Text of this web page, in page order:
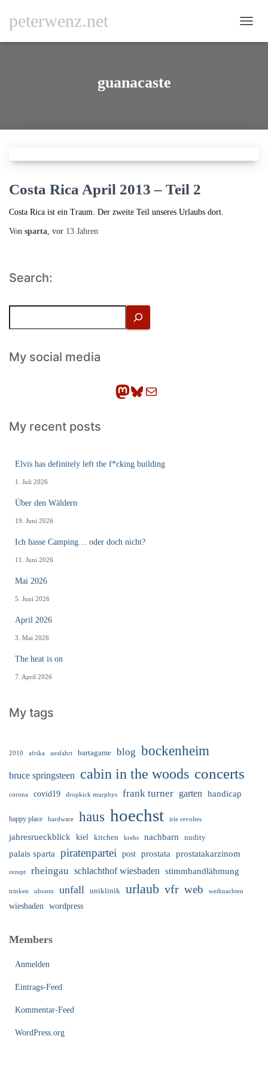
peterwenz.net
guanacaste
Costa Rica April 2013 – Teil 2
Costa Rica ist ein Traum. Der zweite Teil unseres Urlaubs dort.
Von sparta, vor 13 Jahren
Search:
h
eMy social media
Mastodon Bluesky E-Mail
My recent posts
Elvis has definitely left the f*cking building
1. Juli 2026
Über den Wäldern
19. Juni 2026
Ich hasse Camping… oder doch nicht?
11. Juni 2026
Mai 2026
5. Juni 2026
April 2026
3. Mai 2026
The heat is on
7. April 2026
My tags
2010 afrika ausfahrt bartagame blog bockenheim
bruce springsteen cabin in the woods concerts
corona covid19 dropkick murphys frank turner garten handicap
happy place hardware haus hoechst irie revoltes
jahresrueckblick kiel kitchen krebs nachbarn nudity
palais sparta piratenpartei post prostata prostatakarzinom
rezept rheingau schlachthof wiesbaden stimmbandlähmung
trinken ubuntu unfall uniklinik urlaub vfr web weihnachten
wiesbaden wordpress
Members
Anmelden
Eintrags-Feed
Kommentar-Feed
WordPress.org